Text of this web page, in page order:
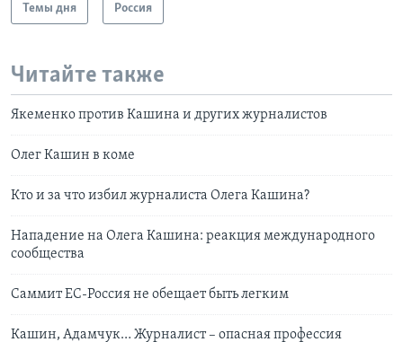
Темы дня Россия
Читайте также
Якеменко против Кашина и других журналистов
Олег Кашин в коме
Кто и за что избил журналиста Олега Кашина?
Нападение на Олега Кашина: реакция международного
сообщества
Саммит ЕС-Россия не обещает быть легким
Кашин, Адамчук… Журналист – опасная профессия